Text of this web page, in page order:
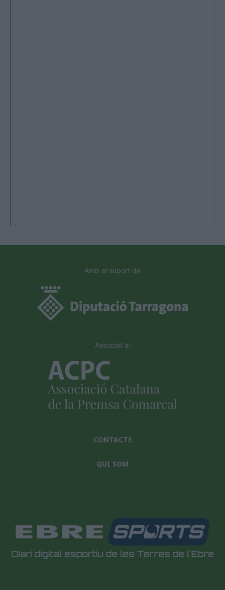
Amb el suport de
Associat a:
CONTACTE
QUI SOM